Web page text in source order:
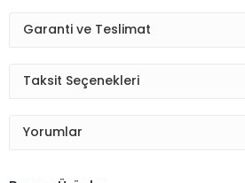
Garanti ve Teslimat
Taksit Seçenekleri
Yorumlar